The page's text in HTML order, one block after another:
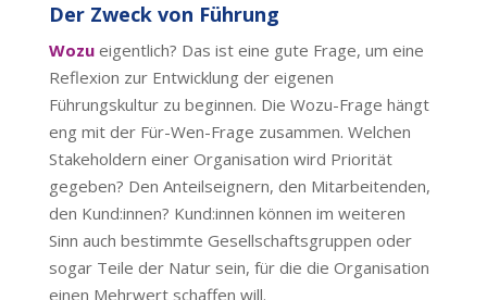
Der Zweck von Führung
Wozueigentlich? Das ist eine gute Frage, um eine
Reflexion zur Entwicklung der eigenen
Führungskultur zu beginnen. Die Wozu-Frage hängt
eng mit der Für-Wen-Frage zusammen. Welchen
Stakeholdern einer Organisation wird Priorität
gegeben? Den Anteilseignern, den Mitarbeitenden,
den Kund:innen? Kund:innen können im weiteren
Sinn auch bestimmte Gesellschaftsgruppen oder
sogar Teile der Natur sein, für die die Organisation
einen Mehrwert schaffen will.